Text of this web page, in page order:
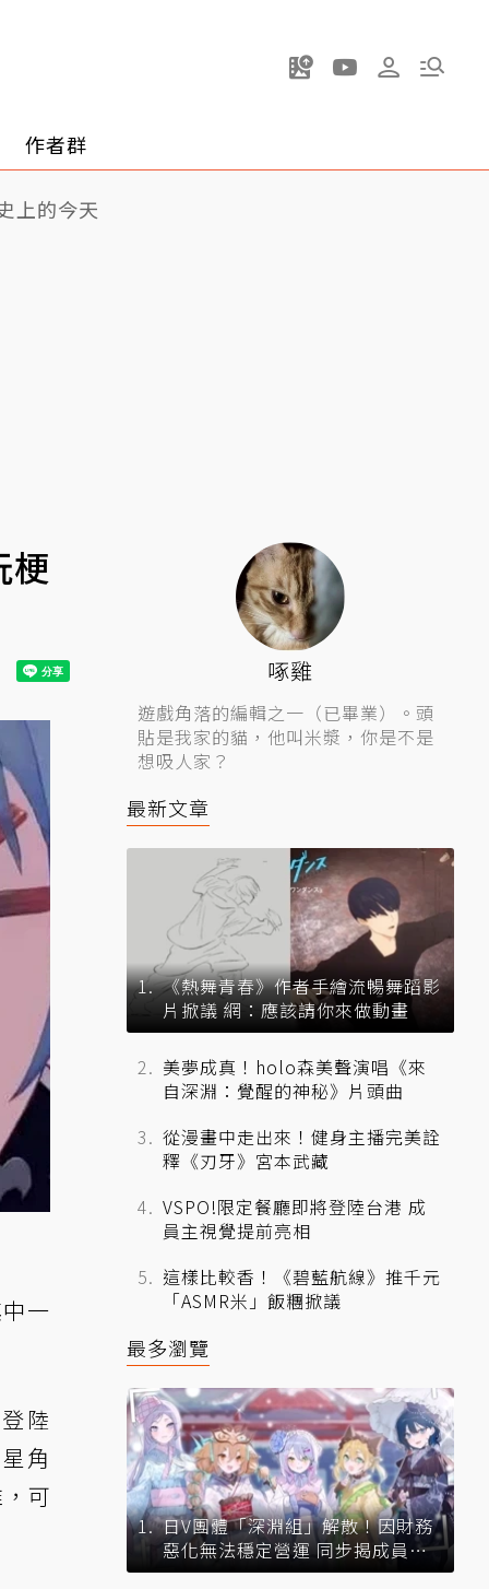
作者群
上的今天
梗
一
陸
角
可
啄雞
遊戲角落的編輯之一（已畢業）。頭
貼是我家的貓，他叫米漿，你是不是
想吸人家？
最新文章
《熱舞青春》作者手繪流暢舞蹈影
片掀議 網：應該請你來做動畫
美夢成真！holo森美聲演唱《來
自深淵：覺醒的神秘》片頭曲
從漫畫中走出來！健身主播完美詮
釋《刃牙》宮本武藏
VSPO!限定餐廳即將登陸台港 成
員主視覺提前亮相
這樣比較香！《碧藍航線》推千元
「ASMR米」飯糰掀議
最多瀏覽
日V團體「深淵組」解散！因財務
惡化無法穩定營運 同步揭成員未
來去向